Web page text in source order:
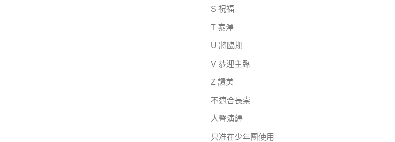
S 祝福
T 泰澤
U 將臨期
V 恭迎主臨
Z 讚美
不適合長崇
人聲演繹
只准在少年團使用